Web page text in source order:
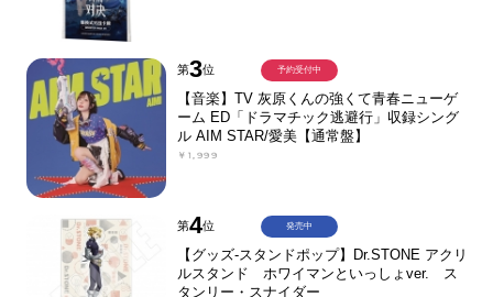
第3位
【音楽】TV 灰原くんの強くて青春ニューゲ
ーム ED「ドラマチック逃避行」収録シング
ル AIM STAR/愛美【通常盤】
￥1,999
予約受付中
第4位
【グッズ-スタンドポップ】Dr.STONE アクリ
ルスタンド ホワイマンといっしょver. ス
タンリー・スナイダー
発売中